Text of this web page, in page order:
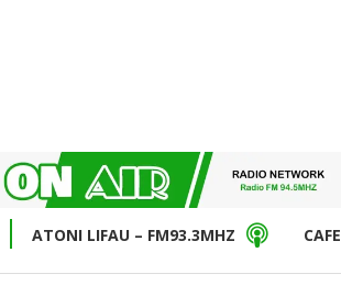
ATONI LIFAU – FM93.3MHZ